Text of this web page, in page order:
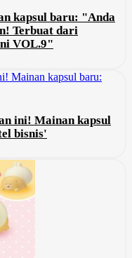
kapsul baru: "Anda
Terbuat dari
VOL.9"
ini! Mainan kapsul
bisnis'